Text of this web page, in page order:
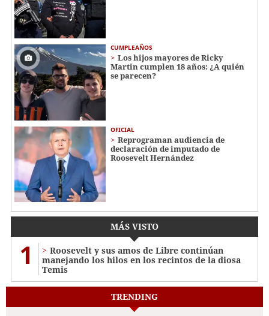
CUMPLEAÑOS
Los hijos mayores de Ricky
Martin cumplen 18 años: ¿A quién
se parecen?
OFICIAL
Reprograman audiencia de
declaración de imputado de
Roosevelt Hernández
MÁS VISTO
1
Roosevelt y sus amos de Libre continúan
manejando los hilos en los recintos de la diosa
Temis
TRENDING